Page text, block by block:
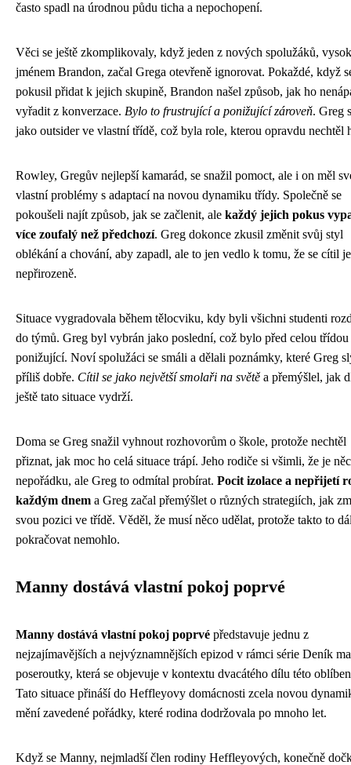
často spadl na úrodnou půdu ticha a nepochopení.
Věci se ještě zkomplikovaly, když jeden z nových spolužáků,
jménem Brandon, začal Grega otevřeně ignorovat. Pokaždé, když
pokusil přidat k jejich skupině, Brandon našel způsob, jak ho
vyřadit z konverzace. Bylo to frustrující a ponižující zároveň. Greg
jako outsider ve vlastní třídě, což byla role, kterou opravdu nechtěl
Rowley, Gregův nejlepší kamarád, se snažil pomoct, ale i on měl
vlastní problémy s adaptací na novou dynamiku třídy. Společně se
pokoušeli najít způsob, jak se začlenit, ale každý jejich pokus
více zoufalý než předchozí. Greg dokonce zkusil změnit svůj styl
oblékání a chování, aby zapadl, ale to jen vedlo k tomu, že se cítil
nepřirozeně.
Situace vygradovala během tělocviku, kdy byli všichni studenti
do týmů. Greg byl vybrán jako poslední, což bylo před celou třídou
ponižující. Noví spolužáci se smáli a dělali poznámky, které Greg
příliš dobře. Cítil se jako největší smolaři na světě a přemýšlel, jak
ještě tato situace vydrží.
Doma se Greg snažil vyhnout rozhovorům o škole, protože nechtěl
přiznat, jak moc ho celá situace trápí. Jeho rodiče si všimli, že je
nepořádku, ale Greg to odmítal probírat. Pocit izolace a nepřijetí
každým dnem a Greg začal přemýšlet o různých strategiích, jak
svou pozici ve třídě. Věděl, že musí něco udělat, protože takto to
pokračovat nemohlo.
Manny dostává vlastní pokoj poprvé
Manny dostává vlastní pokoj poprvé představuje jednu z
nejzajímavějších a nejvýznamnějších epizod v rámci série Deník
poseroutky, která se objevuje v kontextu dvacátého dílu této
Tato situace přináší do Heffleyovy domácnosti zcela novou
mění zavedené pořádky, které rodina dodržovala po mnoho let.
Když se Manny, nejmladší člen rodiny Heffleyových, konečně